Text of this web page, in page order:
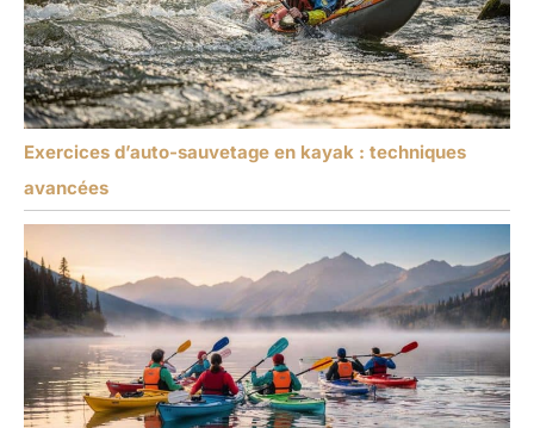
Exercices d’auto-sauvetage en kayak : techniques
avancées